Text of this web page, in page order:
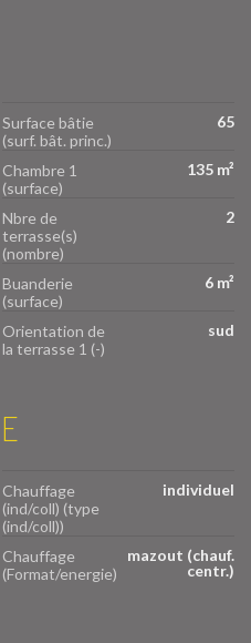
Surface bâtie
(surf. bât. princ.)
65
Chambre 1
(surface)
135 m²
Nbre de
terrasse(s)
(nombre)
2
Buanderie
(surface)
6 m²
Orientation de
la terrasse 1 (-)
sud
Chauffage
(ind/coll) (type
(ind/coll))
individuel
Chauffage
(Format/energie)
mazout (chauf.
centr.)